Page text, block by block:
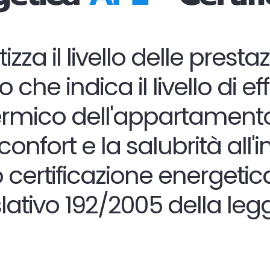
il livello delle
indica il livello di
e la salubrità
certificazione
192/2005 della